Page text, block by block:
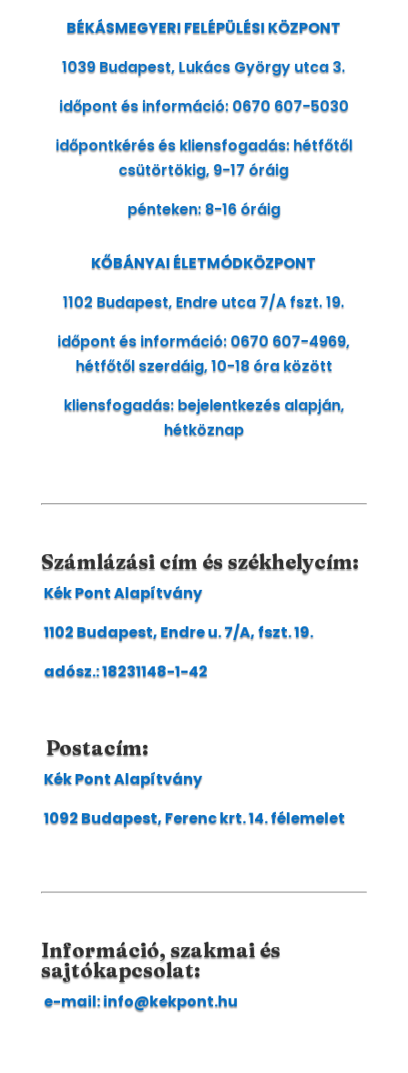
BÉKÁSMEGYERI FELÉPÜLÉSI KÖZPONT
1039 Budapest, Lukács György utca 3.
időpont és információ: 0670 607-5030
időpontkérés és kliensfogadás: hétfőtől
csütörtökig, 9-17 óráig
pénteken: 8-16 óráig
KŐBÁNYAI ÉLETMÓDKÖZPONT
1102 Budapest, Endre utca 7/A fszt. 19.
időpont és információ: 0670 607-4969,
hétfőtől szerdáig, 10-18 óra között
kliensfogadás: bejelentkezés alapján,
hétköznap
Számlázási cím és székhelycím:
Kék Pont Alapítvány
1102 Budapest, Endre u. 7/A, fszt. 19.
adósz.: 18231148-1-42
Postacím:
Kék Pont Alapítvány
1092 Budapest, Ferenc krt. 14. félemelet
Információ, szakmai és
sajtókapcsolat:
e-mail: info@kekpont.hu